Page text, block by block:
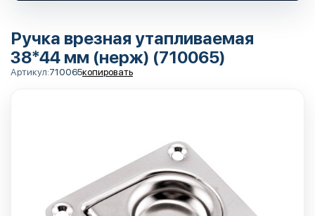
Ручка врезная утапливаемая
38*44 мм (нерж) (710065)
Артикул:710065копировать